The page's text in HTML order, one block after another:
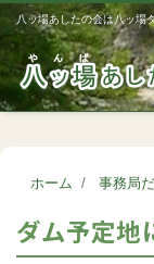
八ッ場あしたの会は八ッ場
ホーム 事務局
ダム予定地